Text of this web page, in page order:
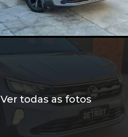
Ver todas as fotos